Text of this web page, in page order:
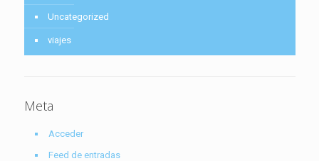
Uncategorized
viajes
Meta
Acceder
Feed de entradas